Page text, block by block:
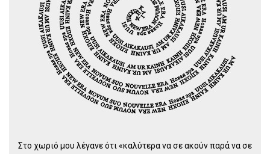
Στο χωριό μου λέγανε ότι «καλύτερα να σε ακούν παρά να σε